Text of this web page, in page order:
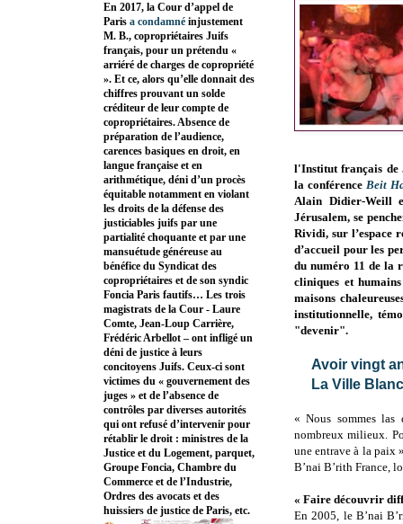
l'Institut français
la conférence Beit
Alain Didier-Weill
Jérusalem, se
Rividi, sur l’espace
d’accueil pour les
du numéro 11 de la
cliniques et
maisons
institutionnelle,
"devenir".
Avoir vingt
La Ville
« Nous sommes
nombreux milieux.
une entrave à la paix
B’nai B’rith France,
« Faire découvrir
En 2005, le B’nai
En 2017, la Cour d’appel de
Paris a condamné injustement
M. B., copropriétaires Juifs
français, pour un prétendu «
arriéré de charges de copropriété
». Et ce, alors qu’elle donnait des
chiffres prouvant un solde
créditeur de leur compte de
copropriétaires. Absence de
préparation de l’audience,
carences basiques en droit, en
langue française et en
arithmétique, déni d’un procès
équitable notamment en violant
les droits de la défense des
justiciables juifs par une
partialité choquante et par une
mansuétude généreuse au
bénéfice du Syndicat des
copropriétaires et de son syndic
Foncia Paris fautifs… Les trois
magistrats de la Cour - Laure
Comte, Jean-Loup Carrière,
Frédéric Arbellot – ont infligé un
déni de justice à leurs
concitoyens Juifs. Ceux-ci sont
victimes du « gouvernement des
juges » et de l’absence de
contrôles par diverses autorités
qui ont refusé d’intervenir pour
rétablir le droit : ministres de la
Justice et du Logement, parquet,
Groupe Foncia, Chambre du
Commerce et de l’Industrie,
Ordres des avocats et des
huissiers de justice de Paris, etc.